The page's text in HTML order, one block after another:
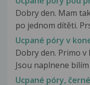
Dobry den. Mam
po jednom dítěti.
Ucpané póry v
Dobry den. Primo v
Jsou naplnene
Ucpané póry,